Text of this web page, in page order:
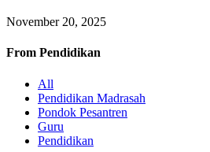
November 20, 2025
From Pendidikan
All
Pendidikan Madrasah
Pondok Pesantren
Guru
Pendidikan